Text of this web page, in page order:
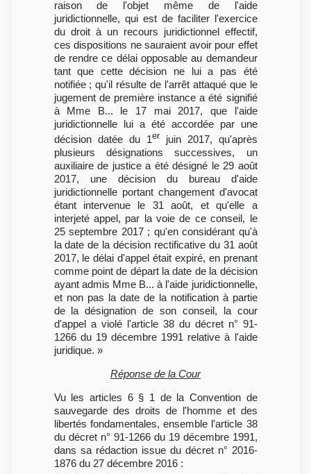
raison de l'objet même de l'aide
juridictionnelle, qui est de faciliter l'exercice
du droit à un recours juridictionnel effectif,
ces dispositions ne sauraient avoir pour effet
de rendre ce délai opposable au demandeur
tant que cette décision ne lui a pas été
notifiée ; qu'il résulte de l'arrêt attaqué que le
jugement de première instance a été signifié
à Mme B... le 17 mai 2017, que l'aide
juridictionnelle lui a été accordée par une
décision datée du 1er
juin 2017, qu'après
plusieurs désignations successives, un
auxiliaire de justice a été désigné le 29 août
2017, une décision du bureau d'aide
juridictionnelle portant changement d'avocat
étant intervenue le 31 août, et qu'elle a
interjeté appel, par la voie de ce conseil, le
25 septembre 2017 ; qu'en considérant qu'à
la date de la décision rectificative du 31 août
2017, le délai d'appel était expiré, en prenant
comme point de départ la date de la décision
ayant admis Mme B... à l'aide juridictionnelle,
et non pas la date de la notification à partie
de la désignation de son conseil, la cour
d'appel a violé l'article 38 du décret n° 91-
1266 du 19 décembre 1991 relative à l'aide
juridique. »
Réponse de la Cour
Vu les articles 6 § 1 de la Convention de
sauvegarde des droits de l'homme et des
libertés fondamentales, ensemble l'article 38
du décret n° 91-1266 du 19 décembre 1991,
dans sa rédaction issue du décret n° 2016-
1876 du 27 décembre 2016 :